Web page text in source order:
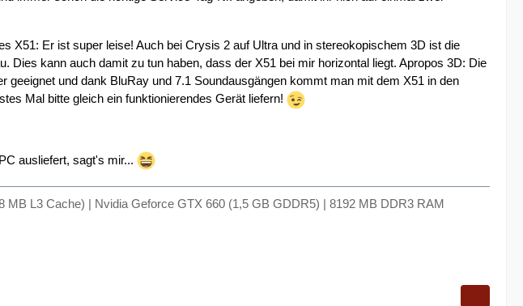
X51: Er ist super leise! Auch bei Crysis 2 auf Ultra und in stereokopischem 3D ist die
Dies kann auch damit zu tun haben, dass der X51 bei mir horizontal liegt. Apropos 3D: Die
geeignet und dank BluRay und 7.1 Soundausgängen kommt man mit dem X51 in den
Mal bitte gleich ein funktionierendes Gerät liefern!
ausliefert, sagt's mir...
MB L3 Cache) | Nvidia Geforce GTX 660 (1,5 GB GDDR5) | 8192 MB DDR3 RAM